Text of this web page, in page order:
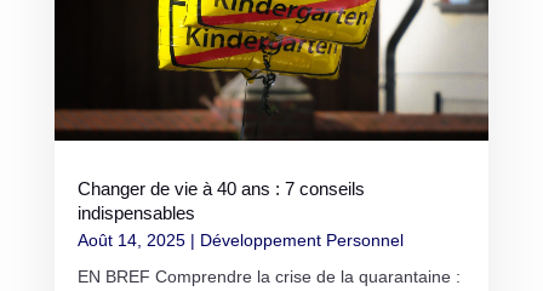
Changer de vie à 40 ans : 7 conseils
indispensables
Août 14, 2025| Développement Personnel
EN BREF Comprendre la crise de la quarantaine :